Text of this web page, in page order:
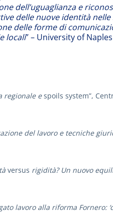
dell’uguaglianza e
delle nuove identità
delle forme di
locali” – University of
regionale espoils system”,
del lavoro e tecniche
versus rigidità? Un nuovo
lavoro alla riforma Fornero: